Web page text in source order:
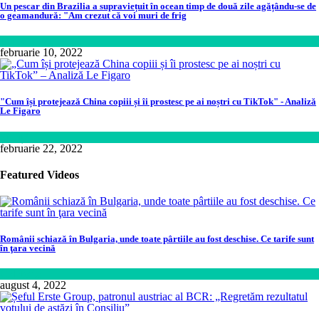
Un pescar din Brazilia a supraviețuit în ocean timp de două zile agățându-se de
o geamandură: "Am crezut că voi muri de frig
februarie 10, 2022
"Cum își protejează China copiii și îi prostesc pe ai noștri cu TikTok" - Analiză
Le Figaro
februarie 22, 2022
Featured Videos
Românii schiază în Bulgaria, unde toate pârtiile au fost deschise. Ce tarife sunt
în ţara vecină
august 4, 2022